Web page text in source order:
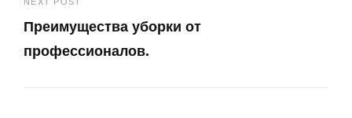
Post
Преимущества уборки от
профессионалов.